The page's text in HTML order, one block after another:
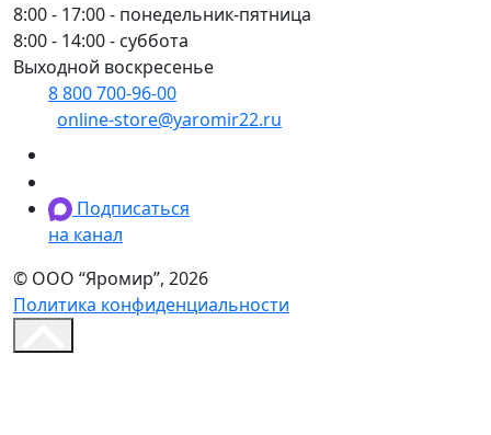
8:00 - 17:00 - понедельник-пятница
8:00 - 14:00 - суббота
Выходной воскресенье
8 800 700-96-00
online-store@yaromir22.ru
Подписаться
на канал
© ООО “Яромир”, 2026
Политика конфиденциальности